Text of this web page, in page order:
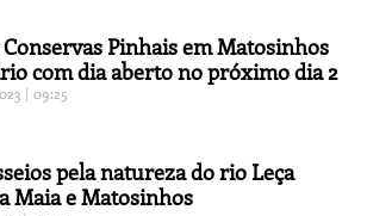
Pinhais em Matosinhos
com dia aberto no próximo dia 2
09:25
pela natureza do rio Leça
Maia e Matosinhos